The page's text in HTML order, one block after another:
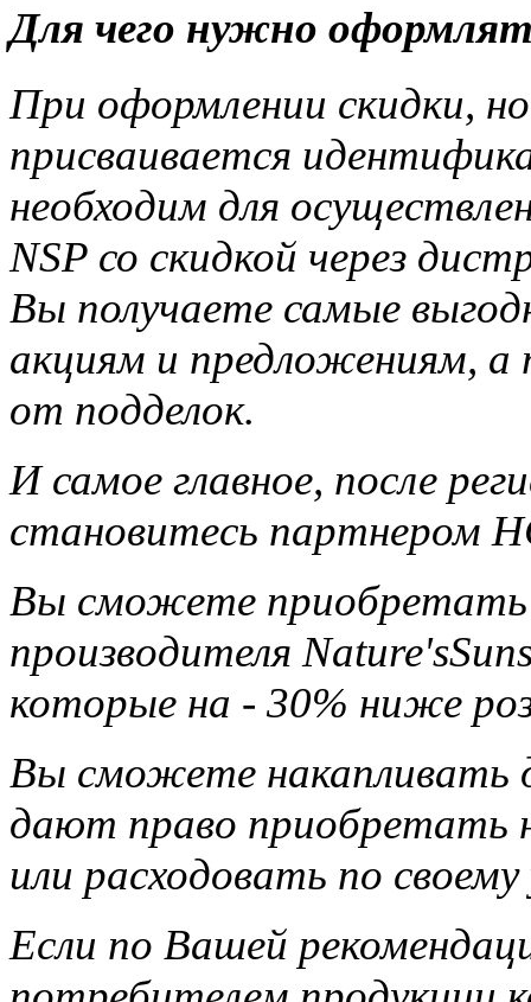
Для чего нужно
При оформлении скидки,
присваивается
необходим для
NSP со скидкой через
Вы получаете самые
акциям и предложениям,
от подделок.
И самое главное, после
становитесь партнером
Вы сможете приобретать
производителя
которые на - 30% ниже
Вы сможете накапливать
дают право приобретать
или расходовать по
Если по Вашей